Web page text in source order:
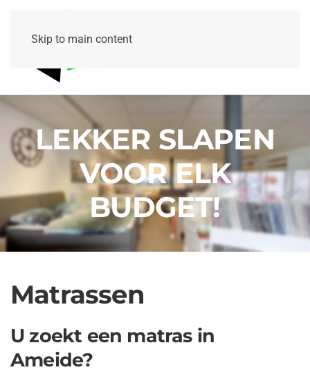
Skip to main content
LEKKER SLAPEN
VOOR ELK
BUDGET!
Matrassen
U zoekt een matras in
Ameide?